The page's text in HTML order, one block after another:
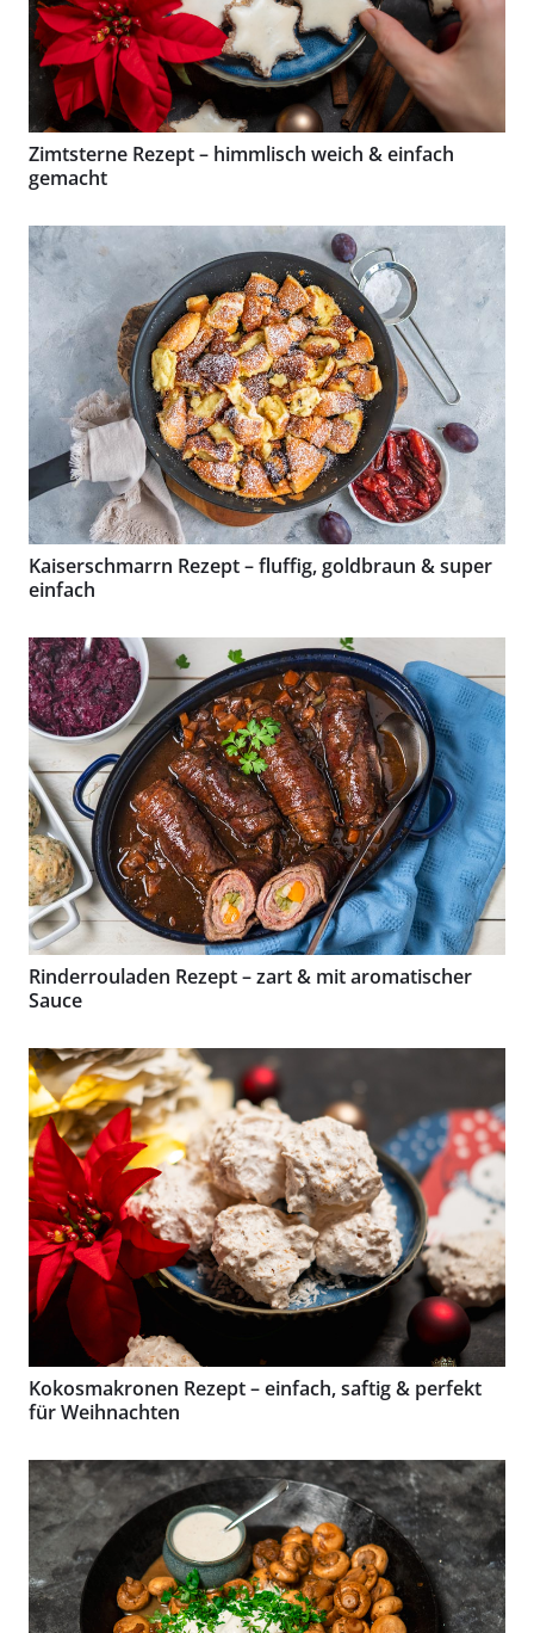
Zimtsterne Rezept – himmlisch weich & einfach
gemacht
Kaiserschmarrn Rezept – fluffig, goldbraun & super
einfach
Rinderrouladen Rezept – zart & mit aromatischer
Sauce
Kokosmakronen Rezept – einfach, saftig & perfekt
für Weihnachten